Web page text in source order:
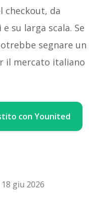
checkout, da
su larga scala. Se
segnare un
il mercato italiano
con Younited
giu 2026